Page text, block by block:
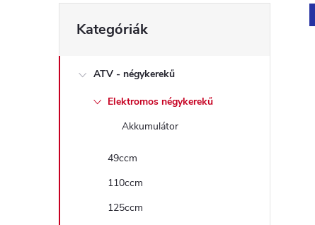
O
l
átugrása
Kategóriák
ATV - négykerekű
Elektromos négykerekű
Akkumulátor
49ccm
110ccm
125ccm